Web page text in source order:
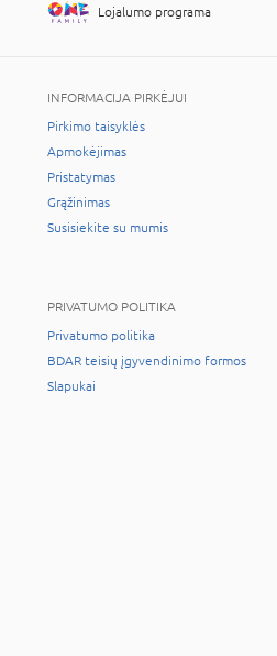
Lojalumo programa
INFORMACIJA PIRKĖJUI
Pirkimo taisyklės
Apmokėjimas
Pristatymas
Grąžinimas
Susisiekite su mumis
PRIVATUMO POLITIKA
Privatumo politika
BDAR teisių įgyvendinimo formos
Slapukai